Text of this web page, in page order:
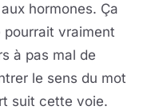
hormones. Ça
vraiment
à pas mal de
le sens du mot
suit cette voie.